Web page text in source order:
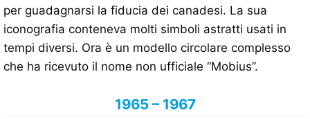
per guadagnarsi la fiducia dei canadesi. La sua
iconografia conteneva molti simboli astratti usati in
tempi diversi. Ora è un modello circolare complesso
che ha ricevuto il nome non ufficiale “Mobius”.
1965 – 1967